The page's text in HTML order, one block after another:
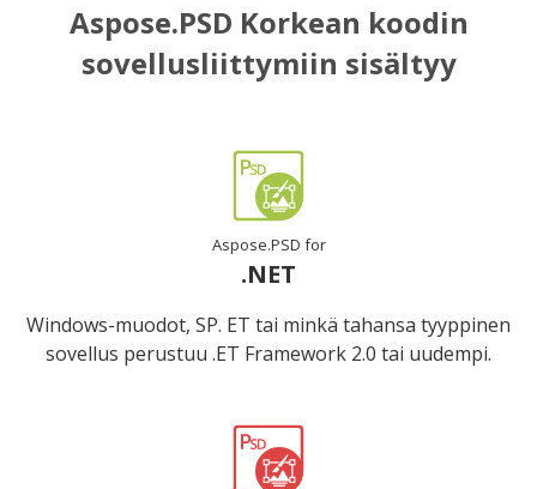
Aspose.PSD Korkean koodin
sovellusliittymiin sisältyy
Aspose.PSD for
.NET
Windows-muodot, SP. ET tai minkä tahansa tyyppinen
sovellus perustuu .ET Framework 2.0 tai uudempi.